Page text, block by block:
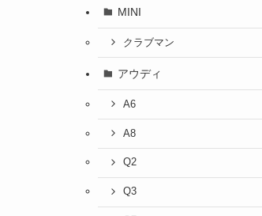
MINI
クラブマン
アウディ
A6
A8
Q2
Q3